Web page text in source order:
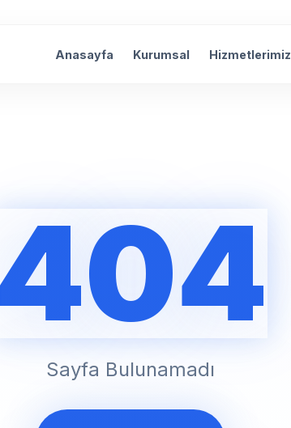
Anasayfa Kurumsal Hizmetlerimiz
404
Sayfa Bulunamadı